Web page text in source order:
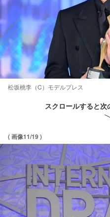
松坂桃李（C）モデルプレス
スクロールすると
( 画像11/19 )